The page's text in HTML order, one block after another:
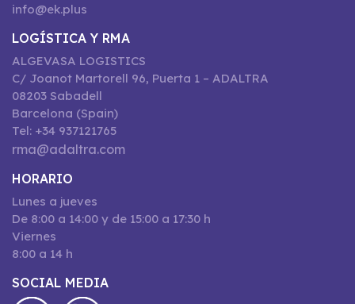
info@ek.plus
LOGÍSTICA Y RMA
ALGEVASA LOGISTICS
C/ Joanot Martorell 96, Puerta 1 – ADALTRA
08203 Sabadell
Barcelona (Spain)
Tel: +34 937121765
rma@adaltra.com
HORARIO
Lunes a jueves
De 8:00 a 14:00 y de 15:00 a 17:30 h
Viernes
8:00 a 14 h
SOCIAL MEDIA